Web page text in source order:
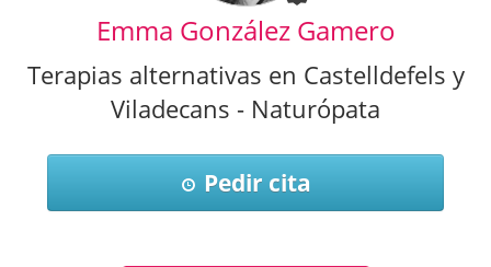
Emma González Gamero
Terapias alternativas en Castelldefels y
Viladecans - Naturópata
Pedir cita